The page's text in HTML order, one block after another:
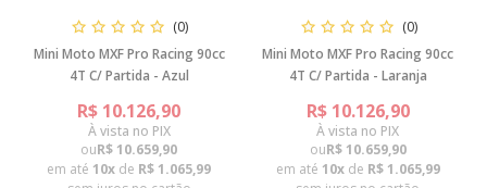
(0)
Mini Moto MXF Pro Racing 90cc
4T C/ Partida - Azul
R$ 10.126,90
À vista no PIX
ouR$ 10.659,90
em até 10x de R$ 1.065,99
(0)
Mini Moto MXF Pro Racing 90cc
4T C/ Partida - Laranja
R$ 10.126,90
À vista no PIX
ouR$ 10.659,90
em até 10xde R$ 1.065,99